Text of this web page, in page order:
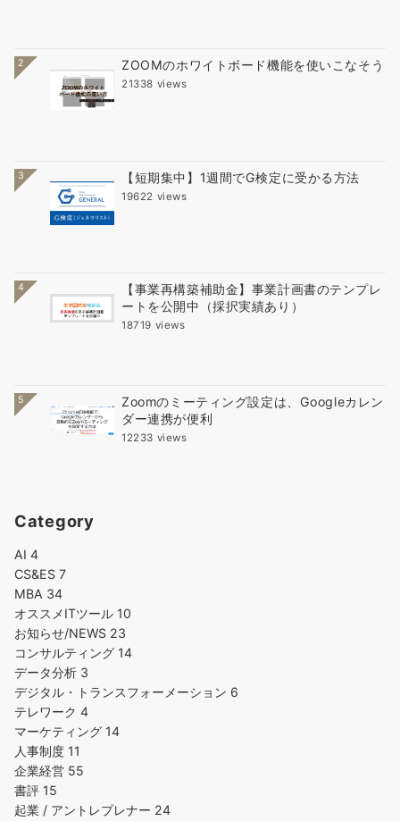
2 ZOOMのホワイトボード機能を使いこなそう
21338 views
3 【短期集中】1週間でG検定に受かる方法
19622 views
4
【事業再構築補助金】事業計画書のテンプレ
ートを公開中（採択実績あり）
18719 views
5
Zoomのミーティング設定は、Googleカレン
ダー連携が便利
12233 views
Category
AI 4
CS&ES 7
MBA 34
オススメITツール 10
お知らせ/NEWS 23
コンサルティング 14
データ分析 3
デジタル・トランスフォーメーション 6
テレワーク 4
マーケティング 14
人事制度 11
企業経営 55
書評 15
起業 / アントレプレナー 24